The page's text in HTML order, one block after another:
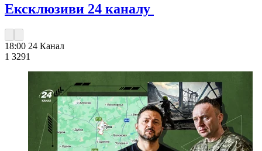
Ексклюзиви 24 каналу
18:00 24 Канал
1 3291